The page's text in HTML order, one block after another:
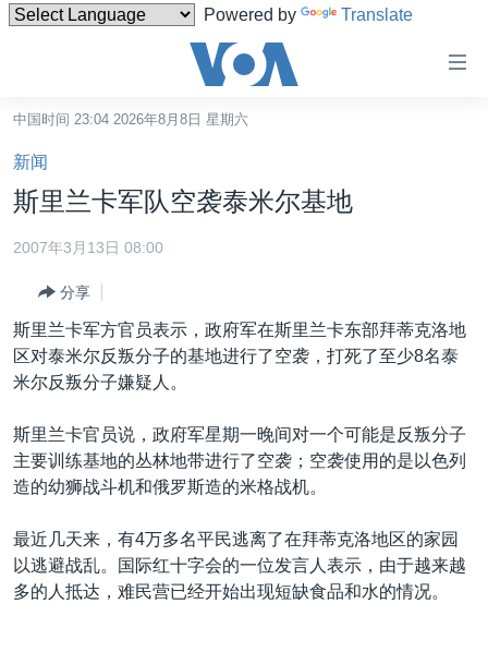
Powered by Translate
碍
链
接
跳
转
容
跳
转
导
跳
到
检
中国
港澳
国际
最新国际新闻
中东
欧洲
非洲
美洲
分类新闻
人权·法律·宗教
科教·文娱·体健
军事
劳工
热点专题
白宫要闻
国会报道
美中关系
VOA视频
VOA今日焦点
中文广播
中国时间 23:04 2026年8月8日 星期六
新闻
斯里兰卡军队空袭泰米尔基地
2007年3月13日 08:00
分享
斯里兰卡军方官员表示，政府军在斯里兰卡东部拜蒂克洛地
区对泰米尔反叛分子的基地进行了空袭，打死了至少8名泰
米尔反叛分子嫌疑人。
斯里兰卡官员说，政府军星期一晚间对一个可能是反叛分子
主要训练基地的丛林地带进行了空袭；空袭使用的是以色列
造的幼狮战斗机和俄罗斯造的米格战机。
最近几天来，有4万多名平民逃离了在拜蒂克洛地区的家园
以逃避战乱。国际红十字会的一位发言人表示，由于越来越
多的人抵达，难民营已经开始出现短缺食品和水的情况。